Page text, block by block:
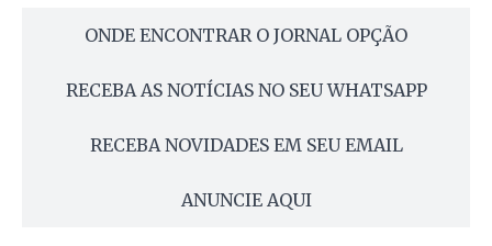
ONDE ENCONTRAR O JORNAL OPÇÃO
RECEBA AS NOTÍCIAS NO SEU WHATSAPP
RECEBA NOVIDADES EM SEU EMAIL
ANUNCIE AQUI